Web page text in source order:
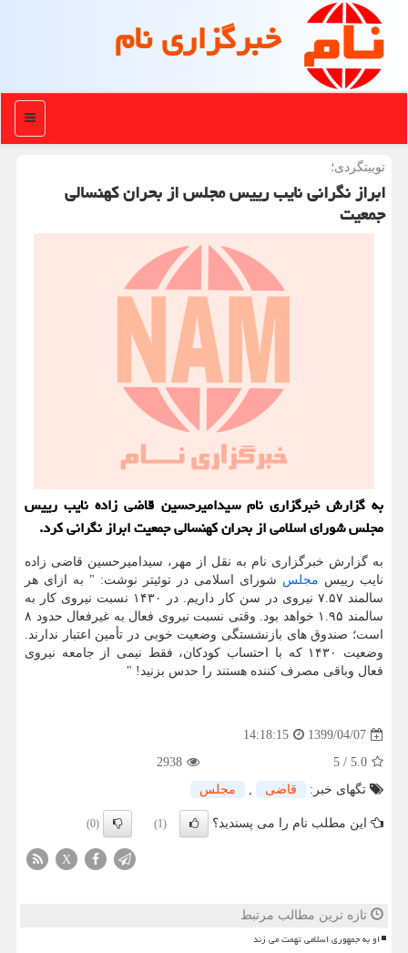
خبرگزاری نام
منو
توییتگردی؛
ابراز نگرانی نایب رییس مجلس از بحران كهنسالی
جمعیت
به گزارش خبرگزاری نام سیدامیرحسین قاضی زاده نایب رییس
مجلس شورای اسلامی از بحران كهنسالی جمعیت ابراز نگرانی كرد.
به گزارش خبرگزاری نام به نقل از مهر، سیدامیرحسین قاضی زاده
نایب رییس مجلس شورای اسلامی در توئیتر نوشت: " به ازای هر
سالمند ۷.۵۷ نیروی در سن کار داریم. در ۱۴۳۰ نسبت نیروی کار به
سالمند ۱.۹۵ خواهد بود. وقتی نسبت نیروی فعال به غیرفعال حدود ۸
است؛ صندوق های بازنشستگی وضعیت خوبی در تأمین اعتبار ندارند.
وضعیت ۱۴۳۰ که با احتساب کودکان، فقط نیمی از جامعه نیروی
فعال وباقی مصرف کننده هستند را حدس بزنید! "
1399/04/07
14:18:15
5.0
/
5
2938
تگهای خبر:
قاضی , مجلس
این مطلب نام را می پسندید؟ (1)
(0)
X
تازه ترین مطالب مرتبط
او به جمهوری اسلامی تهمت می زند